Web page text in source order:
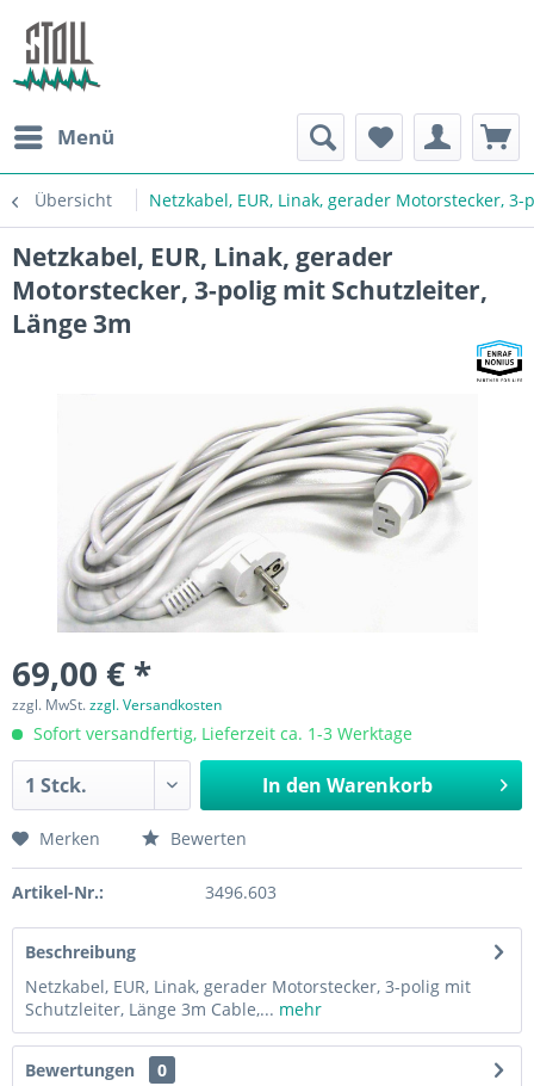
Menü
Übersicht Netzkabel, EUR, Linak, gerader Motorstecker,
Netzkabel, EUR, Linak, gerader
Motorstecker, 3-polig mit Schutzleiter,
Länge 3m
69,00 € *
zzgl. MwSt.zzgl. Versandkosten
Sofort versandfertig, Lieferzeit ca. 1-3 Werktage
In den Warenkorb
Merken Bewerten
Artikel-Nr.: 3496.603
Beschreibung
Netzkabel, EUR, Linak, gerader Motorstecker, 3-polig mit
Schutzleiter, Länge 3m Cable,... mehr
Bewertungen
0